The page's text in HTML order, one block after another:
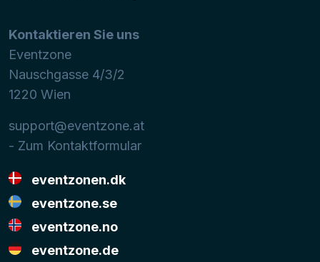
Kontaktieren Sie uns
Eventzone
Nauschgasse 4/3/2
1220 Wien
support@eventzone.at
- Zum Kontaktformular
eventzonen.dk
eventzone.se
eventzone.no
eventzone.de